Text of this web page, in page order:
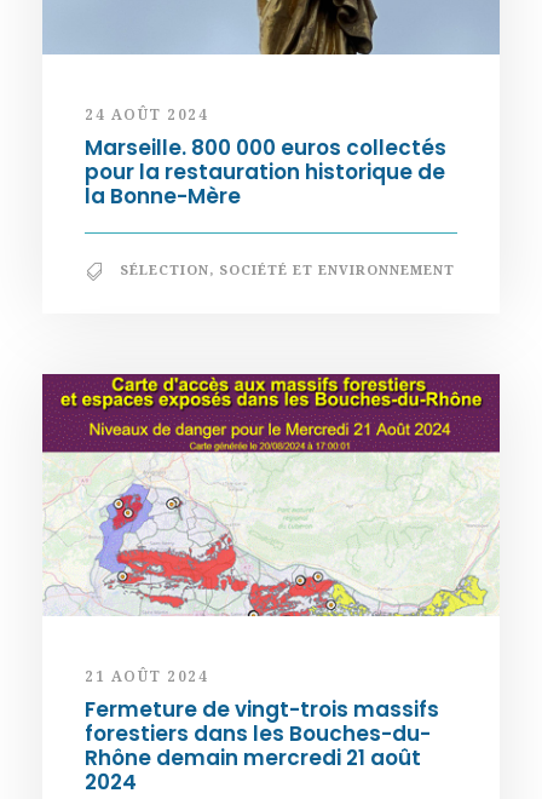
24 AOÛT 2024
Marseille. 800 000 euros collectés
pour la restauration historique de
la Bonne-Mère
SÉLECTION, SOCIÉTÉ ET ENVIRONNEMENT
21 AOÛT 2024
Fermeture de vingt-trois massifs
forestiers dans les Bouches-du-
Rhône demain mercredi 21 août
2024